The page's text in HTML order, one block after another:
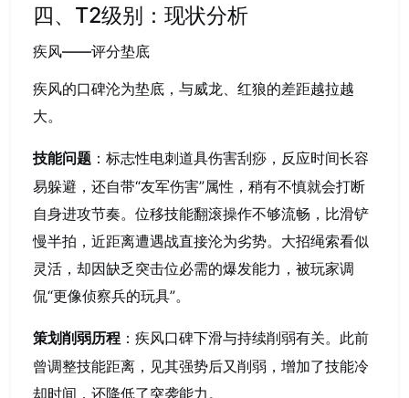
四、T2级别：现状分析
疾风——评分垫底
疾风的口碑沦为垫底，与威龙、红狼的差距越拉越
大。
技能问题 ：标志性电刺道具伤害刮痧，反应时间长容
易躲避，还自带“友军伤害”属性，稍有不慎就会打断
自身进攻节奏。位移技能翻滚操作不够流畅，比滑铲
慢半拍，近距离遭遇战直接沦为劣势。大招绳索看似
灵活，却因缺乏突击位必需的爆发能力，被玩家调
侃“更像侦察兵的玩具”。
策划削弱历程 ：疾风口碑下滑与持续削弱有关。此前
曾调整技能距离，见其强势后又削弱，增加了技能冷
却时间，还降低了突袭能力。